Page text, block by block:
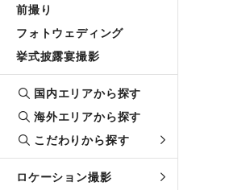
前撮り
フォトウェディング
挙式披露宴撮影
国内エリアから探す
海外エリアから探す
こだわりから探す
ロケーション撮影